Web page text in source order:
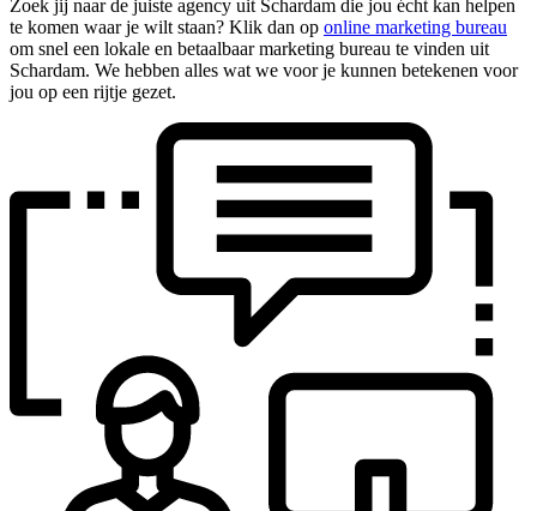
Zoek jij naar de juiste agency uit Schardam die jou écht kan helpen
te komen waar je wilt staan? Klik dan op online marketing bureau
om snel een lokale en betaalbaar marketing bureau te vinden uit
Schardam. We hebben alles wat we voor je kunnen betekenen voor
jou op een rijtje gezet.